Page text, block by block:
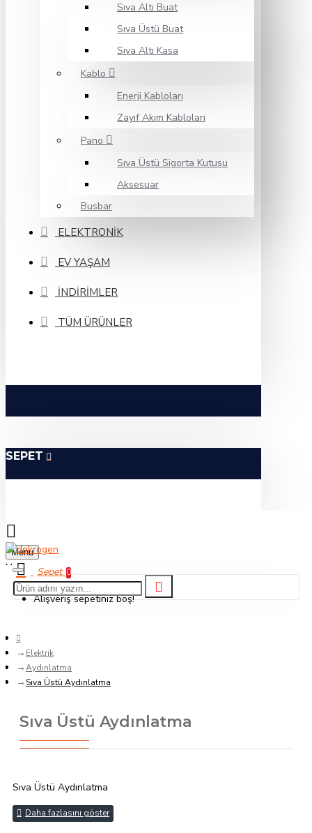
Sıva Altı Buat
Sıva Üstü Buat
Sıva Altı Kasa
Kablo
Enerji Kabloları
Zayıf Akım Kabloları
Pano
Sıva Üstü Sigorta Kutusu
Aksesuar
Busbar
ELEKTRONIK
EV YAŞAM
İNDIRIMLER
TÜM ÜRÜNLER
SEPET
Menu
0
Alışveriş sepetiniz boş!
Elektrik
Aydınlatma
Sıva Üstü Aydınlatma
Sıva Üstü Aydınlatma
Sıva Üstü Aydınlatma